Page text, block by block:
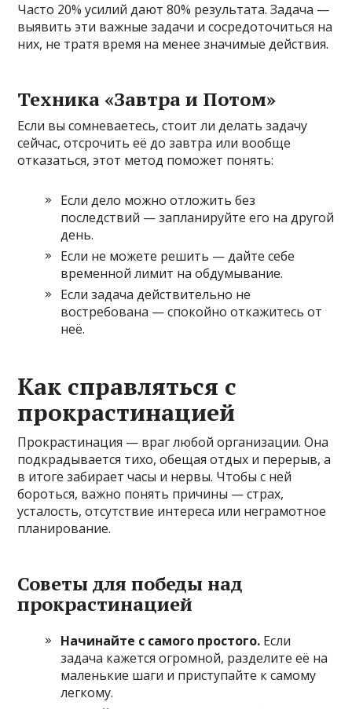
Часто 20% усилий дают 80% результата. Задача —
выявить эти важные задачи и сосредоточиться на
них, не тратя время на менее значимые действия.
Техника «Завтра и Потом»
Если вы сомневаетесь, стоит ли делать задачу
сейчас, отсрочить её до завтра или вообще
отказаться, этот метод поможет понять:
Если дело можно отложить без
последствий — запланируйте его на другой
день.
Если не можете решить — дайте себе
временной лимит на обдумывание.
Если задача действительно не
востребована — спокойно откажитесь от
неё.
Как справляться с
прокрастинацией
Прокрастинация — враг любой организации. Она
подкрадывается тихо, обещая отдых и перерыв, а
в итоге забирает часы и нервы. Чтобы с ней
бороться, важно понять причины — страх,
усталость, отсутствие интереса или неграмотное
планирование.
Советы для победы над
прокрастинацией
Начинайте с самого простого. Если
задача кажется огромной, разделите её на
маленькие шаги и приступайте к самому
легкому.